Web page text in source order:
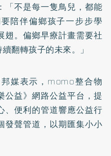
「不是每一隻鳥兒，都能
陪伴偏鄉孩子一步步學
翅。偏鄉早療計畫需要社
翻轉孩子的未來。」
媒表示，momo整合物
公益》網路公益平台，提
、便利的管道響應公益行
發聲管道，以期匯集小小